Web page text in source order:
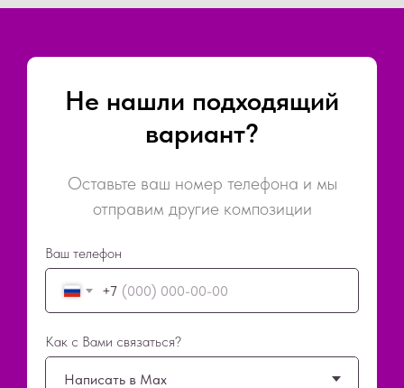
Не нашли подходящий
вариант?
Оставьте ваш номер телефона и мы
отправим другие композиции
Ваш телефон
+7
Как с Вами связаться?